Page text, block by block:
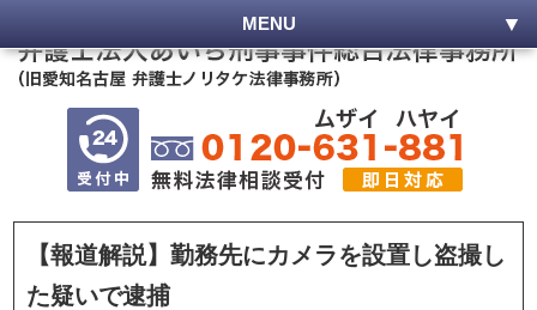
MENU
【報道解説】勤務先にカメラを設置し盗撮し
た疑いで逮捕